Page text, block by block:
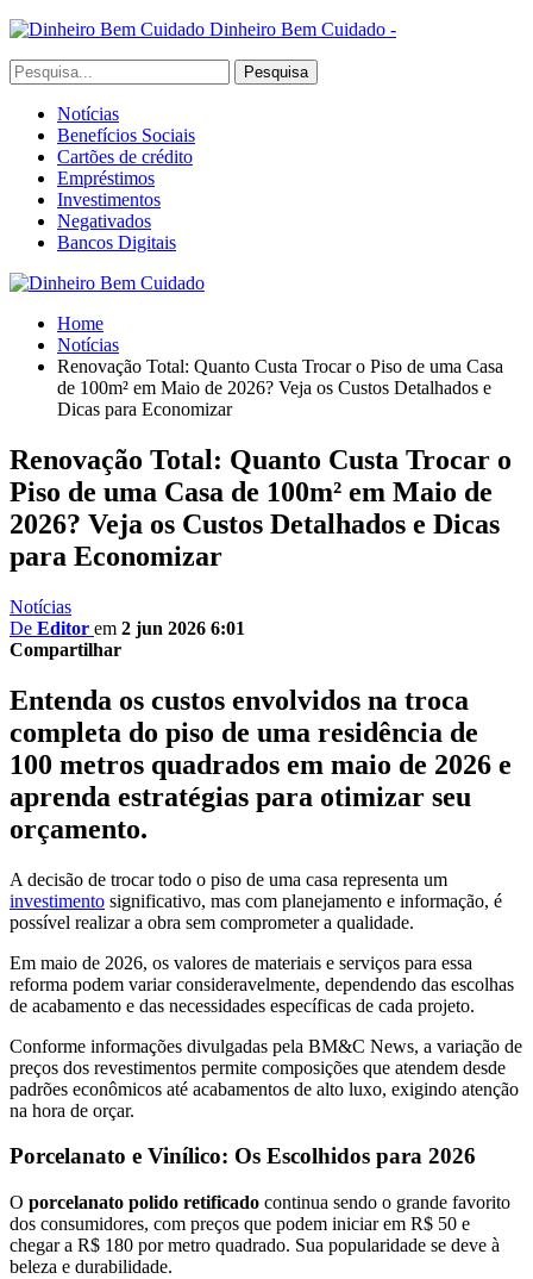
Dinheiro Bem Cuidado -
Notícias
Benefícios Sociais
Cartões de crédito
Empréstimos
Investimentos
Negativados
Bancos Digitais
Home
Notícias
Renovação Total: Quanto Custa Trocar o Piso de uma Casa
de 100m² em Maio de 2026? Veja os Custos Detalhados e
Dicas para Economizar
Renovação Total: Quanto Custa Trocar o
Piso de uma Casa de 100m² em Maio de
2026? Veja os Custos Detalhados e Dicas
para Economizar
Notícias
De Editor em 2 jun 2026 6:01
Compartilhar
Entenda os custos envolvidos na troca
completa do piso de uma residência de
100 metros quadrados em maio de 2026 e
aprenda estratégias para otimizar seu
orçamento.
A decisão de trocar todo o piso de uma casa representa um
investimento significativo, mas com planejamento e informação, é
possível realizar a obra sem comprometer a qualidade.
Em maio de 2026, os valores de materiais e serviços para essa
reforma podem variar consideravelmente, dependendo das escolhas
de acabamento e das necessidades específicas de cada projeto.
Conforme informações divulgadas pela BM&C News, a variação de
preços dos revestimentos permite composições que atendem desde
padrões econômicos até acabamentos de alto luxo, exigindo atenção
na hora de orçar.
Porcelanato e Vinílico: Os Escolhidos para 2026
O porcelanato polido retificado continua sendo o grande favorito
dos consumidores, com preços que podem iniciar em R$ 50 e
chegar a R$ 180 por metro quadrado. Sua popularidade se deve à
beleza e durabilidade.